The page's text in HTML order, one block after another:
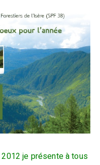
je présente à tous